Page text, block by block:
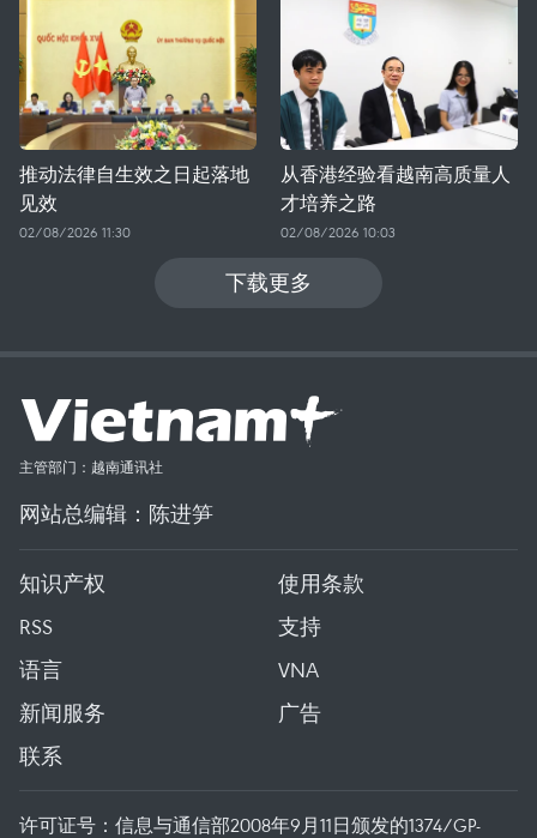
推动法律自生效之日起落地
见效
02/08/2026 11:30
从香港经验看越南高质量人
才培养之路
02/08/2026 10:03
下载更多
主管部门：越南通讯社
网站总编辑：陈进笋
知识产权
使用条款
RSS
支持
语言
VNA
新闻服务
广告
联系
许可证号：信息与通信部2008年9月11日颁发的1374/GP-